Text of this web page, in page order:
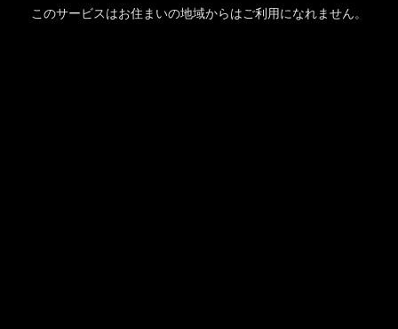
このサービスはお住まいの地域からはご利用になれません。